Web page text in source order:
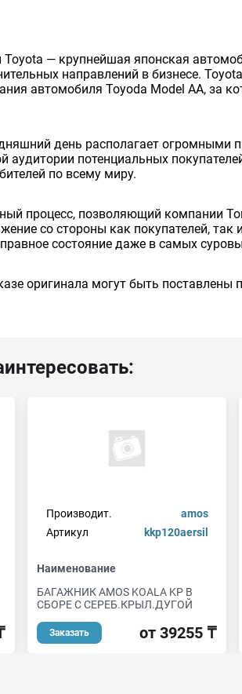
Toyota — крупнейшая японская
направлений в бизнесе.
автомобиля Toyoda Model AA, за
день располагает
аудитории потенциальных
по всему миру.
процесс, позволяющий компании
со стороны как покупателей,
состояние даже в самых
оригинала могут быть
Производит.
amos
Артикул
kkp120aersil
Наименование
БАГАЖНИК AMOS KOALA KP В
СБОРЕ С СЕРЕБ.КРЫЛ.ДУГОЙ
Заказать от 39255 ₸